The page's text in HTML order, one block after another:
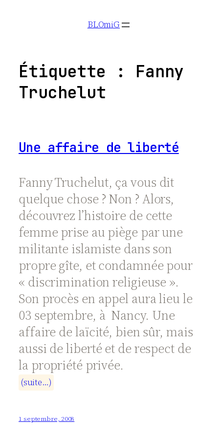
BLOmiG
Étiquette : Fanny
Truchelut
Une affaire de liberté
FannyTruchelut, ça vous dit
quelque chose ? Non ? Alors,
découvrez l’histoire de cette
femme prise au piège par une
militante islamiste dans son
propre gîte, et condamnée pour
« discrimination religieuse ».
Son procès en appel aura lieu le
03 septembre, à Nancy. Une
affaire de laïcité, bien sûr, mais
aussi de liberté et de respect de
la propriété privée.
(suite…)
1 septembre, 2008